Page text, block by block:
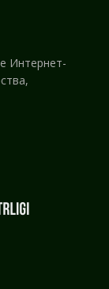
Интернет-